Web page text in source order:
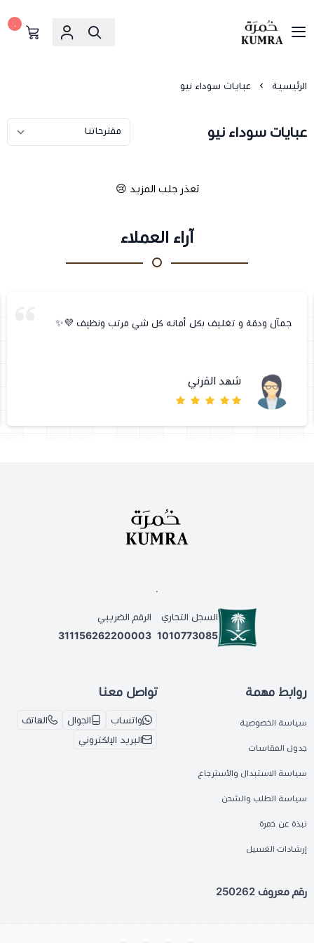
خمرة
٠
الرئيسية عبايات سوداء نيو
عبايات سوداء نيو
تعذر جلب المزيد 😢
آراء العملاء
جمآل ودقة و تغليف بكل أمانه كل شي مرتب ونظيف 💜✨
شهد القرني
السجل التجاري
1010773085
الرقم الضريبي
311156262200003
روابط مهمة
سياسة الخصوصية
جدول المقاسات
سياسة الاستبدال والأسترجاع
سياسة الطلب والشحن
نبذة عن خمرة
إرشادات الغسيل
تواصل معنا
واتساب الجوال
الهاتف
البريد الإلكتروني
رقم معروف 250262